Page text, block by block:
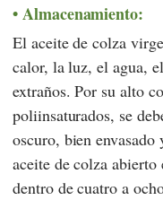
Almacenamiento:
El aceite de colza
calor, la luz, el agua,
extraños. Por su alto
poliinsaturados, se
oscuro, bien
aceite de colza
dentro de cuatro a